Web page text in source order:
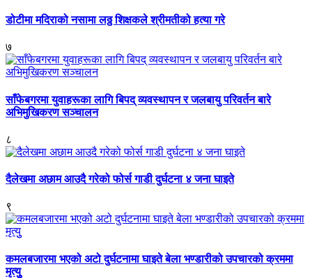
डोटीमा मदिराको नसामा लठ्ठ शिक्षकले श्रीमतीको हत्या गरे
७
साँफेबगरमा युवाहरूका लागि बिपद् व्यवस्थापन र जलबायु परिवर्तन बारे
अभिमुखिकरण सञ्चालन
८
दैलेखमा अछाम आउदै गरेको फोर्स गाडी दुर्घटना ४ जना घाइते
९
कमलबजारमा भएको अटो दुर्घटनामा घाइते बेला भण्डारीको उपचारको क्रममा
मृत्युु